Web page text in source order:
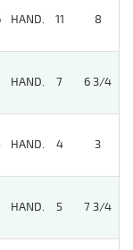
HAND. 11 8
HAND. 7 6 3/4
HAND. 4 3
HAND. 5 7 3/4